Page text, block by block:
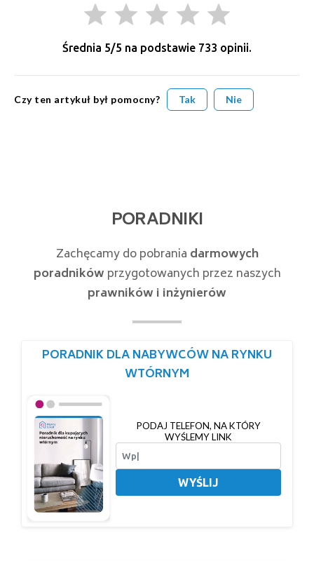
grade grade grade grade grade
Średnia 5/5 na podstawie 733 opinii.
Czy ten artykuł był pomocny? Tak Nie
PORADNIKI
Zachęcamy do pobrania darmowych
poradników przygotowanych przez naszych
prawników i inżynierów
PORADNIK DLA NABYWCÓW NA RYNKU
WTÓRNYM
PODAJ TELEFON, NA KTÓRY
WYŚLEMY LINK
WYŚLIJ